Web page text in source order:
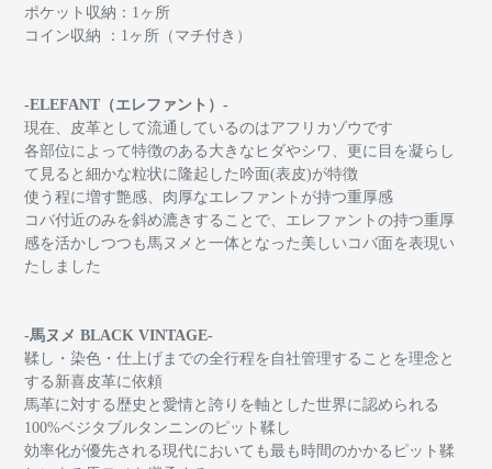
ポケット収納：1ヶ所
コイン収納 ：1ヶ所（マチ付き）
-ELEFANT（エレファント）-
現在、皮革として流通しているのはアフリカゾウです
各部位によって特徴のある大きなヒダやシワ、更に目を凝らし
て見ると細かな粒状に隆起した吟面(表皮)が特徴
使う程に増す艶感、肉厚なエレファントが持つ重厚感
コバ付近のみを斜め漉きすることで、エレファントの持つ重厚
感を活かしつつも馬ヌメと一体となった美しいコバ面を表現い
たしました
-馬ヌメ BLACK VINTAGE-
鞣し・染色・仕上げまでの全行程を自社管理することを理念と
する新喜皮革に依頼
馬革に対する歴史と愛情と誇りを軸とした世界に認められる
100%ベジタブルタンニンのピット鞣し
効率化が優先される現代においても最も時間のかかるピット鞣